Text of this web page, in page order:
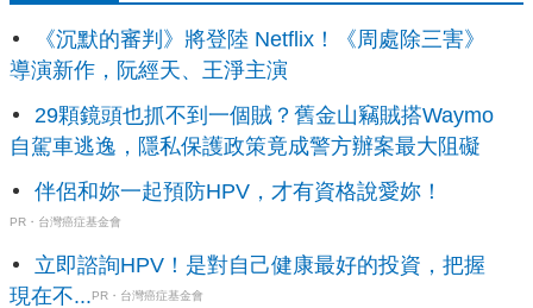
《沉默的審判》將登陸 Netflix！《周處除三害》
導演新作，阮經天、王淨主演
29顆鏡頭也抓不到一個賊？舊金山竊賊搭Waymo
自駕車逃逸，隱私保護政策竟成警方辦案最大阻礙
伴侶和妳一起預防HPV，才有資格說愛妳！
PR・台灣癌症基金會
立即諮詢HPV！是對自己健康最好的投資，把握
現在不... PR・台灣癌症基金會